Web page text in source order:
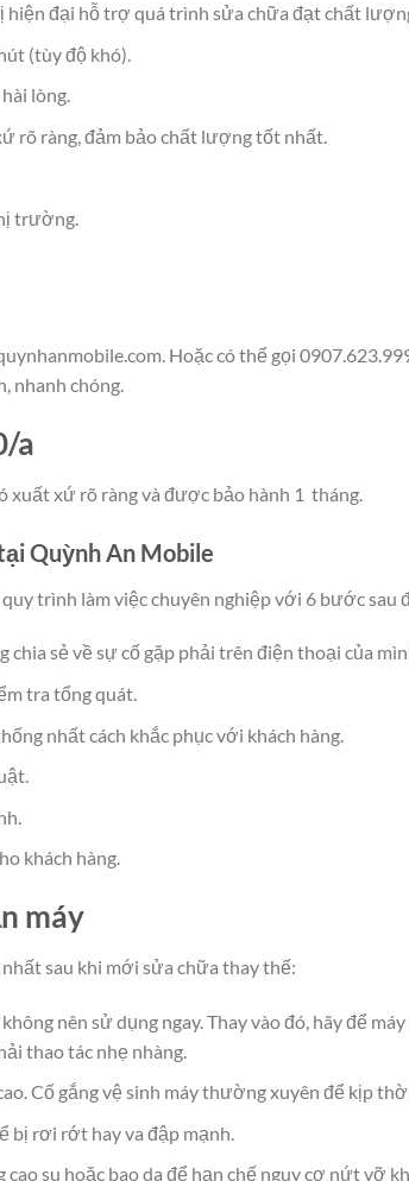
hiện đại hỗ trợ quá trình sửa chữa đạt chất
(tùy độ khó).
lòng.
rõ ràng, đảm bảo chất lượng tốt nhất.
trường.
Hoặc có thể gọi
nhanh chóng.
a
xuất xứ rõ ràng và được bảo hành 1 tháng.
Quỳnh An Mobile
trình làm việc chuyên nghiệp với 6 bước sau
chia sẻ về sự cố gặp phải trên điện thoại của
tra tổng quát.
nhất cách khắc phục với khách hàng.
khách hàng.
máy
sau khi mới sửa chữa thay thế:
nên sử dụng ngay. Thay vào đó, hãy để
thao tác nhẹ nhàng.
Cố gắng vệ sinh máy thường xuyên để kịp
bị rơi rớt hay va đập mạnh.
su hoặc bao da để hạn chế nguy cơ nứt vỡ